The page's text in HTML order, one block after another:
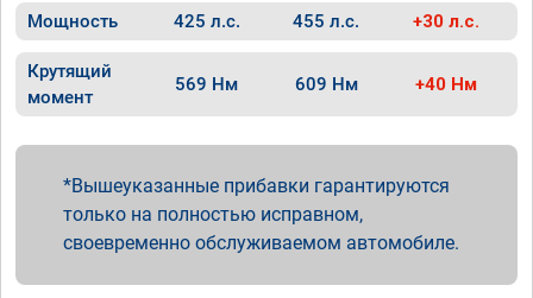
Мощность 425 л.с. 455 л.с. +30 л.с.
Крутящий
момент
569 Нм 609 Нм +40 Нм
Вышеуказанные прибавки гарантируются
только на полностью исправном,
своевременно обслуживаемом автомобиле.